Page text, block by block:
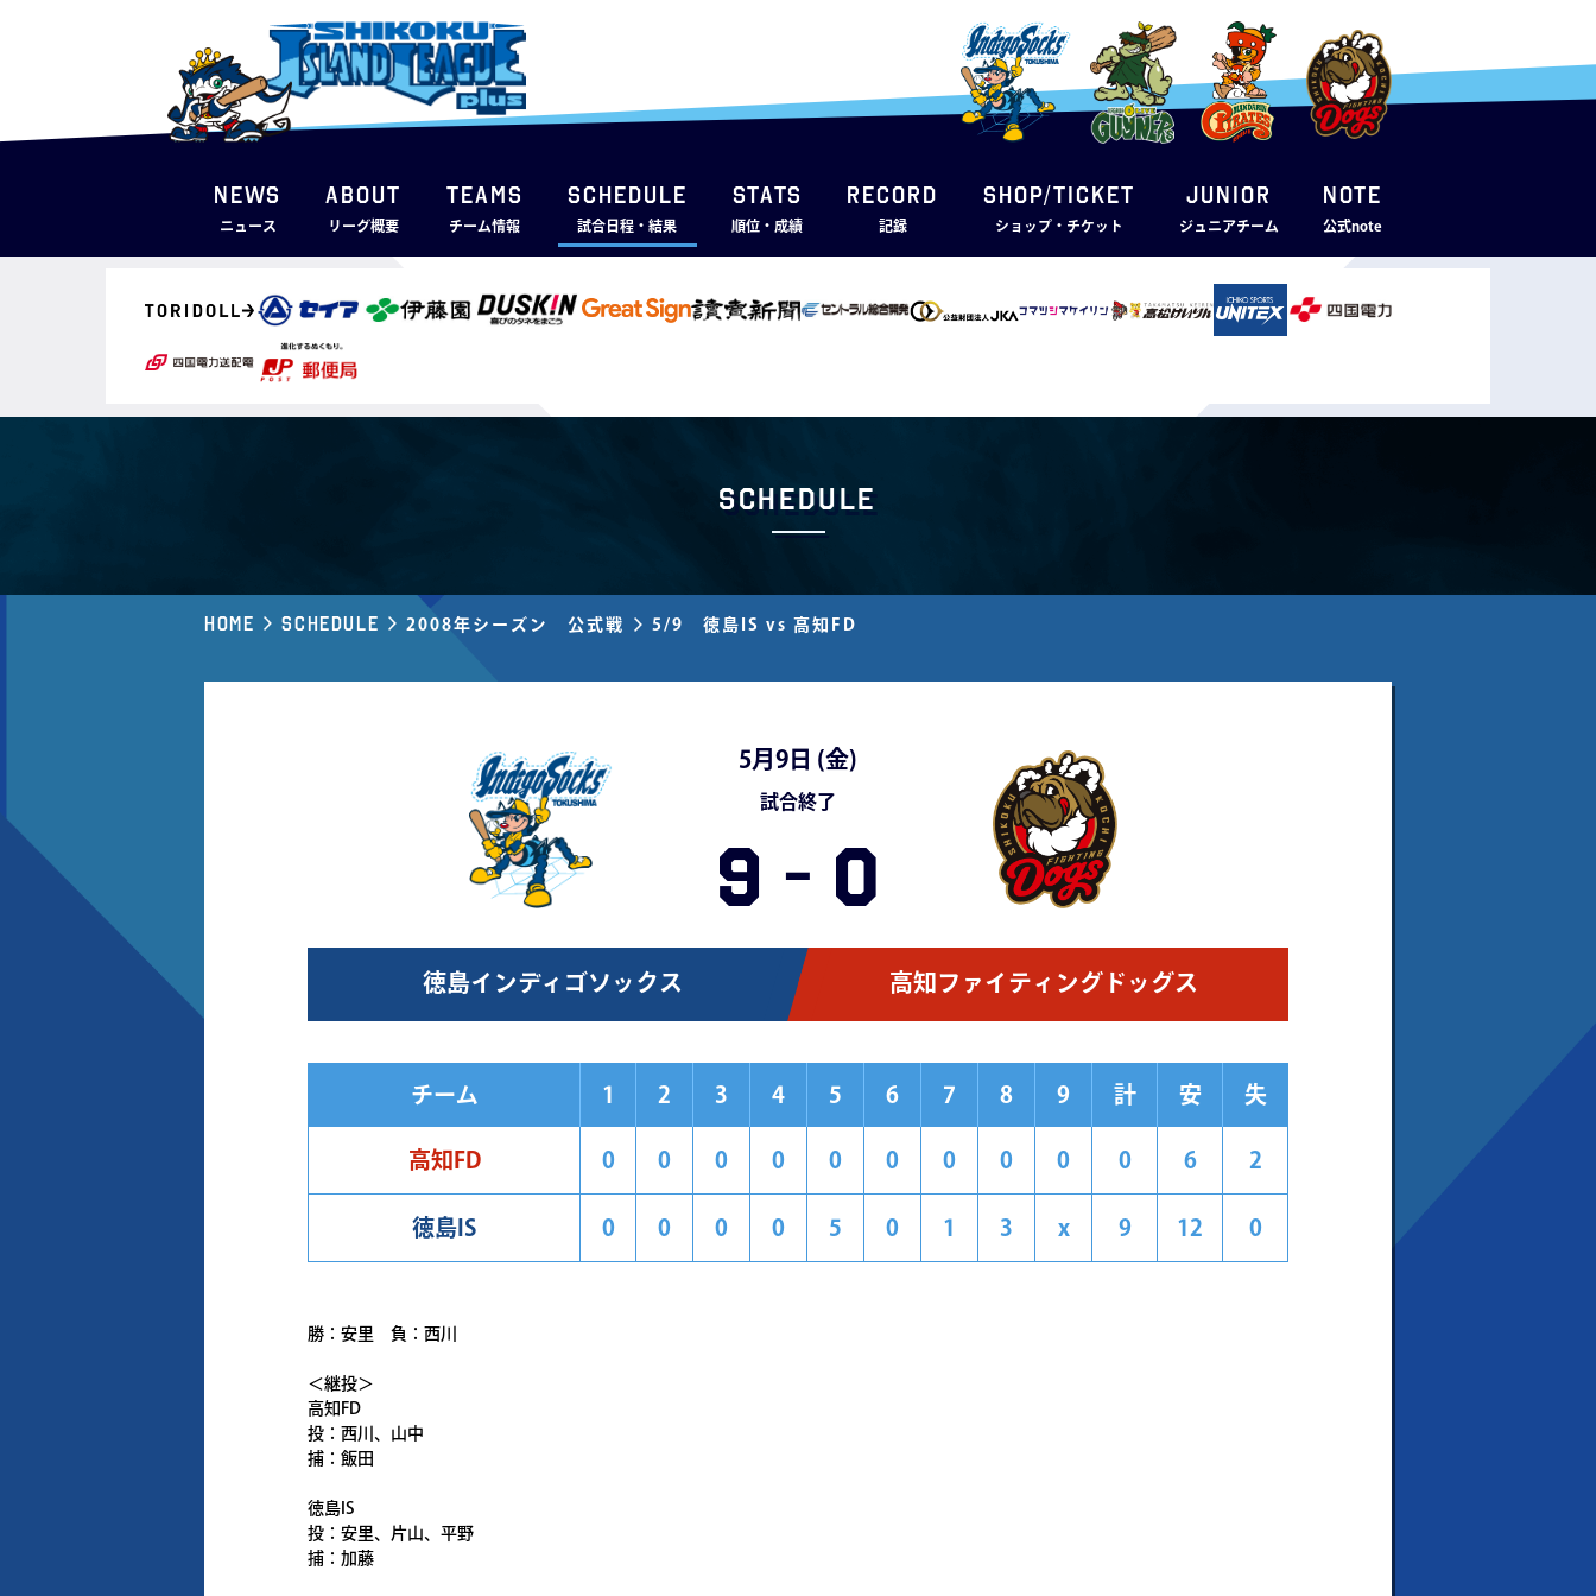
NEWS
ニュース
ABOUT
リーグ概要
TEAMS
チーム情報
SCHEDULE
試合日程・結果
STATS
順位・成績
RECORD
記録
SHOP/TICKET
ショップ・チケット
JUNIOR
ジュニアチーム
note
公式note
Schedule
Home Schedule 2008年シーズン 公式戦 5/9 徳島IS vs 高知FD
5月9日 (金)
試合終了
9 - 0
徳島インディゴソックス 高知ファイティングドッグス
チーム 1 2 3 4 5 6 7 8 9 計 安 失
高知FD 0 0 0 0 0 0 0 0 0 0 6 2
徳島IS 0 0 0 0 5 0 1 3 x 9 12 0
勝：安里 負：西川
＜継投＞
高知FD
投：西川、山中
捕：飯田
徳島IS
投：安里、片山、平野
捕：加藤